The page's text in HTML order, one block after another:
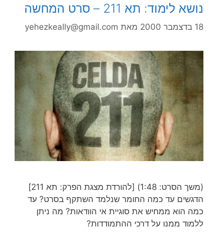
נושא לימוד: תא 211 – סרט המחשה
18 בדצמבר 2000 מאת yehezkeally@gmail.com
(משך הסרט: 1:48) [להורדת מצגת הפרק: תא 211]
הדגשים עד כמה החומר שנלמד השתקף בסרט? עד
כמה הוא ממחיש את סוגיית אי הוודאות? מה ניתן
ללמוד ממנו על דרכי ההתמודדות?